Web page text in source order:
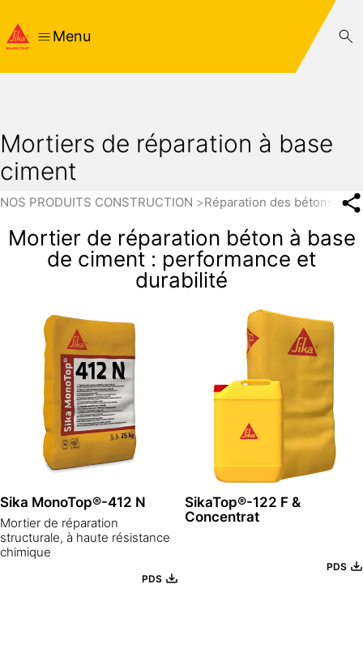
Menu
Mortiers de réparation à base
ciment
NOS PRODUITS CONSTRUCTION Réparation des bétons
Mortier de réparation béton à base
de ciment : performance et
durabilité
Sika MonoTop®-412 N
Mortier de réparation
structurale, à haute résistance
chimique
PDS
SikaTop®-122 F &
Concentrat
PDS